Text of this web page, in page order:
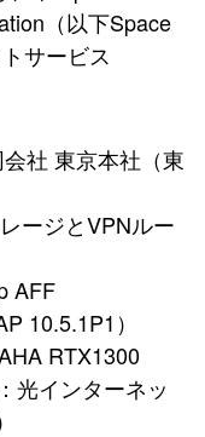
（以下Space
サービス
社 東京本社（東
ージとVPNルー
AFF
10.5.1P1）
RTX1300
光インターネッ